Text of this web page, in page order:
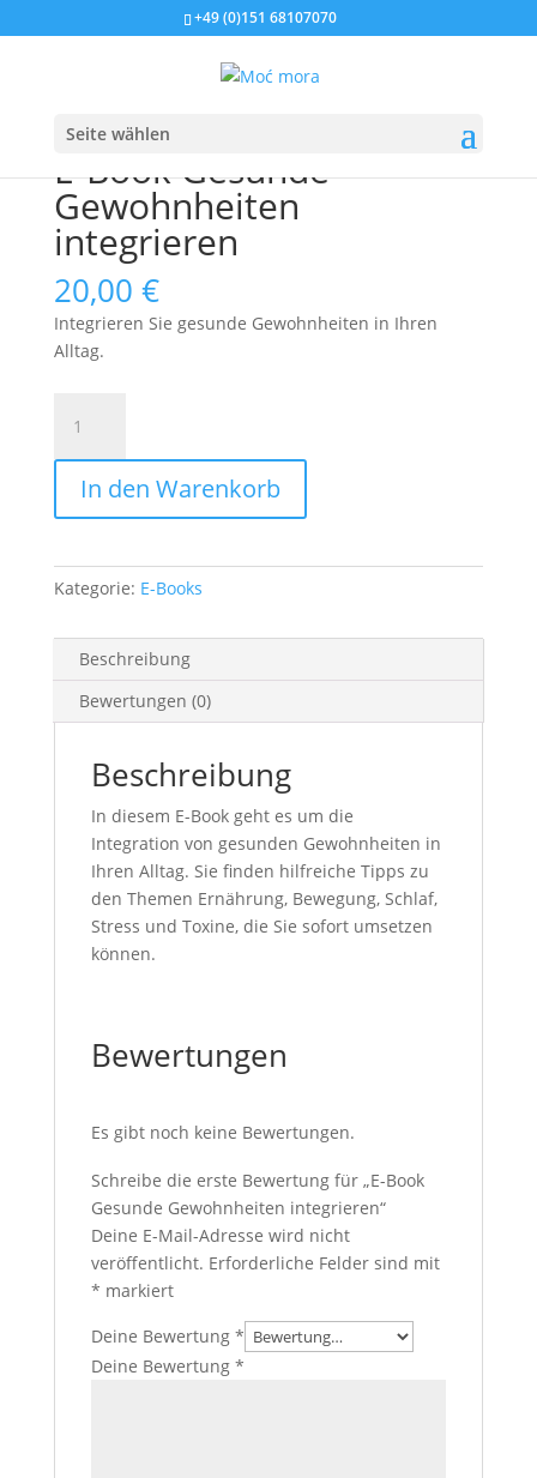
+49 (0)151 68107070
Seite wählen
/ E-Book Gesunde Gewohnheiten
E-Book Gesunde
Gewohnheiten
integrieren
20,00 €
Integrieren Sie gesunde Gewohnheiten in Ihren
Alltag.
Book
Gesunde
Gewohnheiten
integrieren
In den Warenkorb
Kategorie: E-Books
Beschreibung
Bewertungen (0)
Beschreibung
In diesem E-Book geht es um die
Integration von gesunden Gewohnheiten in
Ihren Alltag. Sie finden hilfreiche Tipps zu
den Themen Ernährung, Bewegung, Schlaf,
Stress und Toxine, die Sie sofort umsetzen
können.
Bewertungen
Es gibt noch keine Bewertungen.
Schreibe die erste Bewertung für „E-Book
Gesunde Gewohnheiten integrieren“
Deine E-Mail-Adresse wird nicht
veröffentlicht. Erforderliche Felder sind mit
* markiert
Deine Bewertung *
Deine Bewertung *